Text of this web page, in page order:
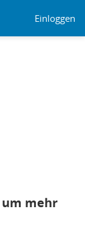
Einloggen
um mehr